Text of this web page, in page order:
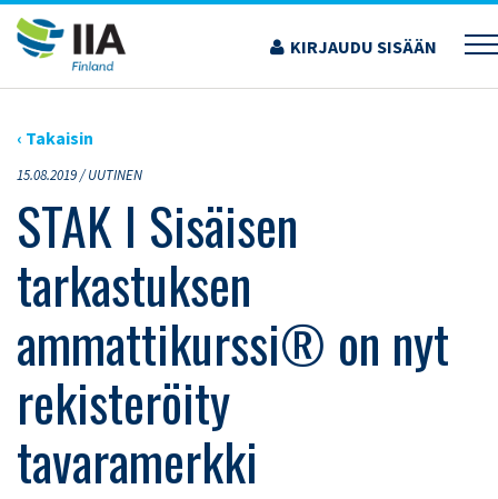
Siirry
sisältöön
KIRJAUDU SISÄÄN
›ARTIKKELIT›STAK I SISÄISEN TARKASTUKSEN AMMATTIKURSSI® ON NYT
REKISTERÖITY TAVARAMERKKI
‹ Takaisin
15.08.2019 /UUTINEN
STAK I Sisäisen
tarkastuksen
ammattikurssi® on nyt
rekisteröity
tavaramerkki